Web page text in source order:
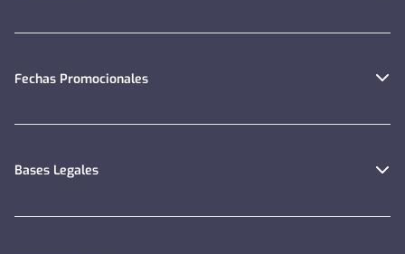
Fechas Promocionales
Bases Legales